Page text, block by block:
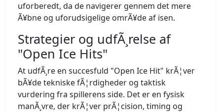
uforberedt, da de navigerer gennem det mere
Ã¥bne og uforudsigelige omrÃ¥de af isen.
Strategier og udfÃ¸relse af
"Open Ice Hits"
At udfÃ¸re en succesfuld "Open Ice Hit" krÃ¦ver
bÃ¥de tekniske fÃ¦rdigheder og taktisk
vurdering fra spillerens side. Det er en fysisk
manÃ¸vre, der krÃ¦ver prÃ¦cision, timing og